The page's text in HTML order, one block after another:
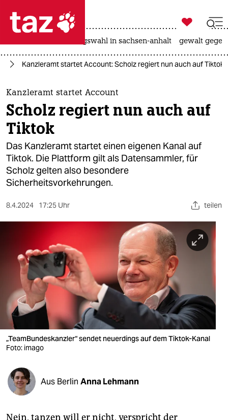
 taz zahl ich
taz zahl ich
themen
politik
öko
gesellschaft
kultur
sport
nord
wahrheit
verlag
verlag
veranstaltungen
fragen & hilfe
unterstützen

taz zahl ich
landtagswahl in sachsen-anhalt gewalt
Kanzleramt startet Account: Scholz regiert nun auch auf Tiktok
Kanzleramt startet Account
Scholz regiert nun auch auf
Tiktok
Das Kanzleramt startet einen eigenen Kanal auf
Tiktok. Die Plattform gilt als Datensammler, für
Scholz gelten also besondere
Sicherheitsvorkehrungen.
8.4.2024 17:25 Uhr teilen
„TeamBundeskanzler“ sendet neuerdings auf dem Tiktok-Kanal
Foto: imago
Aus Berlin Anna Lehmann
Nein, tanzen will er nicht, verspricht der